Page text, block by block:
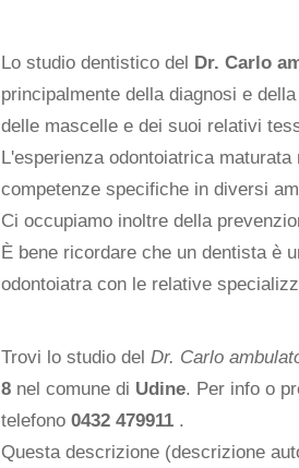
Lo studio dentistico del Dr. Carlo
principalmente della diagnosi e
delle mascelle e dei suoi relativi
L'esperienza odontoiatrica
competenze specifiche in diversi
Ci occupiamo inoltre della
È bene ricordare che un dentista è
odontoiatra con le relative
Trovi lo studio delDr. Carlo
8 nel comune di Udine. Per info o
telefono0432 479911 .
Questa descrizione (descrizione